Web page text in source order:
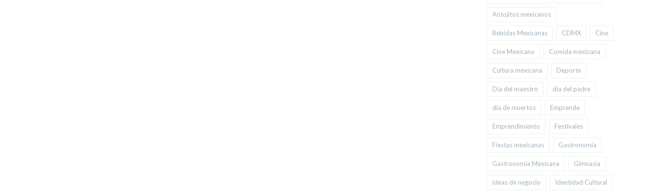
Antojitos mexicanos
Bebidas Mexicanas CDMX Cine
Cine Mexicano Comida mexicana
Cultura mexicana Deporte
Día del maestro día del padre
día de muertos Emprende
Emprendimiento Festivales
Fiestas mexicanas Gastronomía
Gastronomía Mexicana Gimnasia
ideas de negocio Identidad Cultural